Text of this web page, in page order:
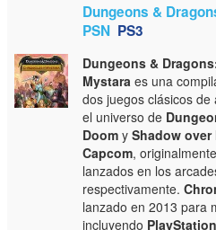
Dungeons &
PSN PS3
Dungeons &
Mystara es una
dos juegos clásicos
el universo de
Doom yShadow over
Capcom,
lanzados en los
respectivamente.
lanzado en 2013 para
incluyendo